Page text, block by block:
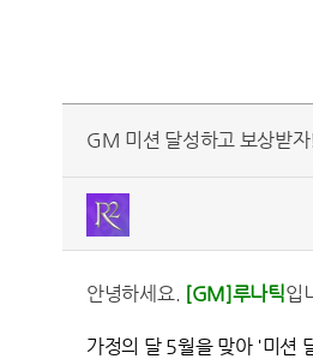
GM 미션 달성하고 보상받
안녕하세요. [GM]루나틱입
가정의 달 5월을 맞아 '미션